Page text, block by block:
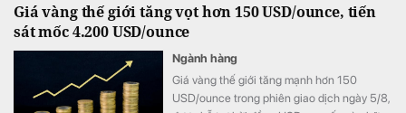
nhưng vẫn đẩy mạnh vay vốn khiến chi phí
lãi vay tăng vọt.
Giá vàng thế giới tăng vọt hơn 150 USD/ounce, tiến
sát mốc 4.200 USD/ounce
Ngành hàng
Giá vàng thế giới tăng mạnh hơn 150
USD/ounce trong phiên giao dịch ngày 5/8,